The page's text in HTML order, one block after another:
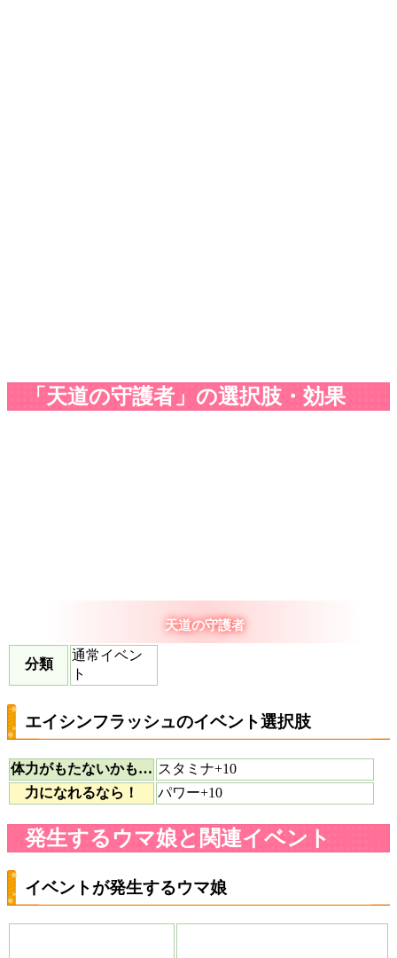
「天道の守護者」の選択肢・効果
天道の守護者
分類
通常イベン
ト
エイシンフラッシュのイベント選択肢
体力がもたないかも… スタミナ+10
力になれるなら！
パワー+10
発生するウマ娘と関連イベント
イベントが発生するウマ娘